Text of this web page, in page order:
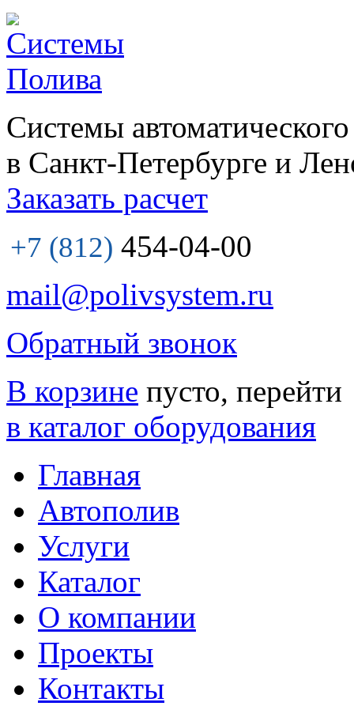
Системы
в Санкт-Петербурге и
Заказать расчет
+7 (812) 454-04-00
mail@polivsystem.ru
Обратный звонок
В корзине пусто, перейти
в каталог оборудования
Главная
Автополив
Услуги
Каталог
О компании
Проекты
Контакты